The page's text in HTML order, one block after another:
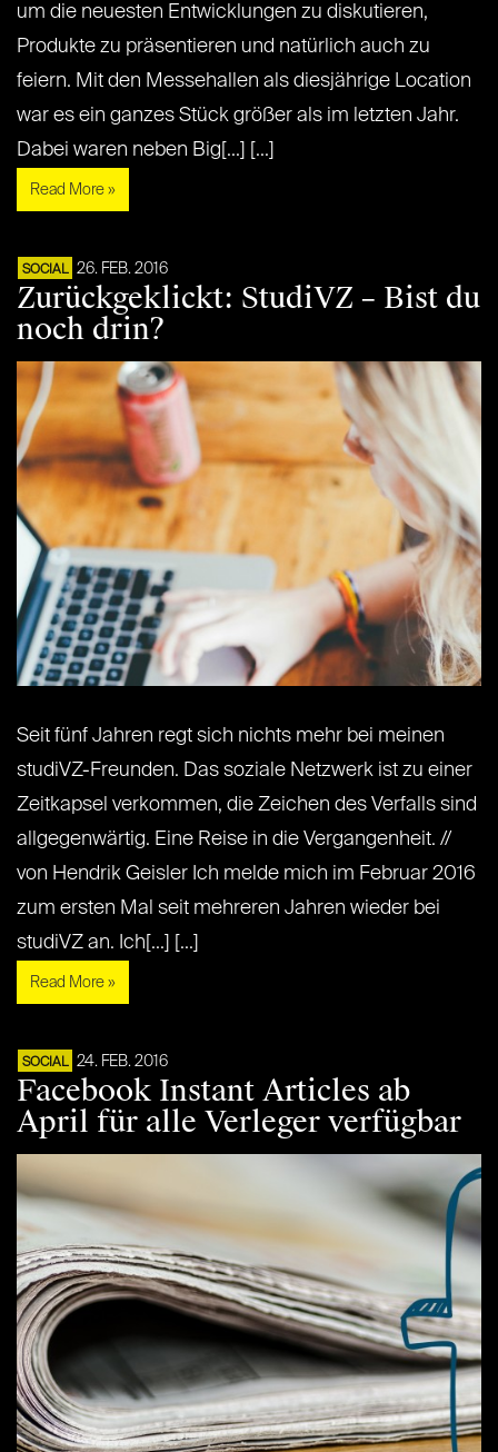
um die neuesten Entwicklungen zu diskutieren,
Produkte zu präsentieren und natürlich auch zu
feiern. Mit den Messehallen als diesjährige Location
war es ein ganzes Stück größer als im letzten Jahr.
Dabei waren neben Big[...] [...]
Read More »
SOCIAL 26. FEB. 2016
Zurückgeklickt: StudiVZ – Bist du
noch drin?
Seit fünf Jahren regt sich nichts mehr bei meinen
studiVZ-Freunden. Das soziale Netzwerk ist zu einer
Zeitkapsel verkommen, die Zeichen des Verfalls sind
allgegenwärtig. Eine Reise in die Vergangenheit. //
von Hendrik Geisler Ich melde mich im Februar 2016
zum ersten Mal seit mehreren Jahren wieder bei
studiVZ an. Ich[...] [...]
Read More »
SOCIAL 24. FEB. 2016
Facebook Instant Articles ab
April für alle Verleger verfügbar